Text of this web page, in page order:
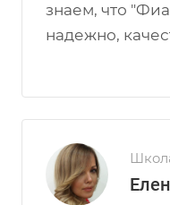
знаем, что
надежно,